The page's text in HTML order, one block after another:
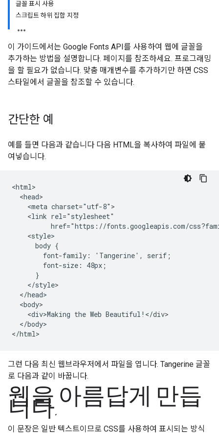
글꼴 표시 사용
스크립트 하위 집합 지정
이 가이드에서는 Google Fonts API를 사용하여 웹에 글꼴을
추가하는 방법을 설명합니다. 페이지를 참조하세요. 프로그래밍
을 할 필요가 없습니다. 맞춤 매개변수를 추가하기만 하면 CSS
스타일에서 글꼴을 참조할 수 있습니다.
간단한 예
예를 들면 다음과 같습니다 다음 HTML을 복사하여 파일에 붙
여넣습니다.
<html>
  <head>
    <meta charset="utf-8">
    <link rel="stylesheet"
href="https://fonts.googleapis.com/
    <style>
      body {
        font-family: 'Tangerine', serif;
        font-size: 48px;
      }
    </style>
  </head>
  <body>
    <div>Making the Web Beautiful!</div>
  </body>
</html>
그런 다음 최신 웹브라우저에서 파일을 엽니다. Tangerine 글꼴
로 다음과 같이 바꿉니다.
웹을 아름답게 만듭
니다.
이 문장은 일반 텍스트이므로 CSS를 사용하여 표시되는 방식